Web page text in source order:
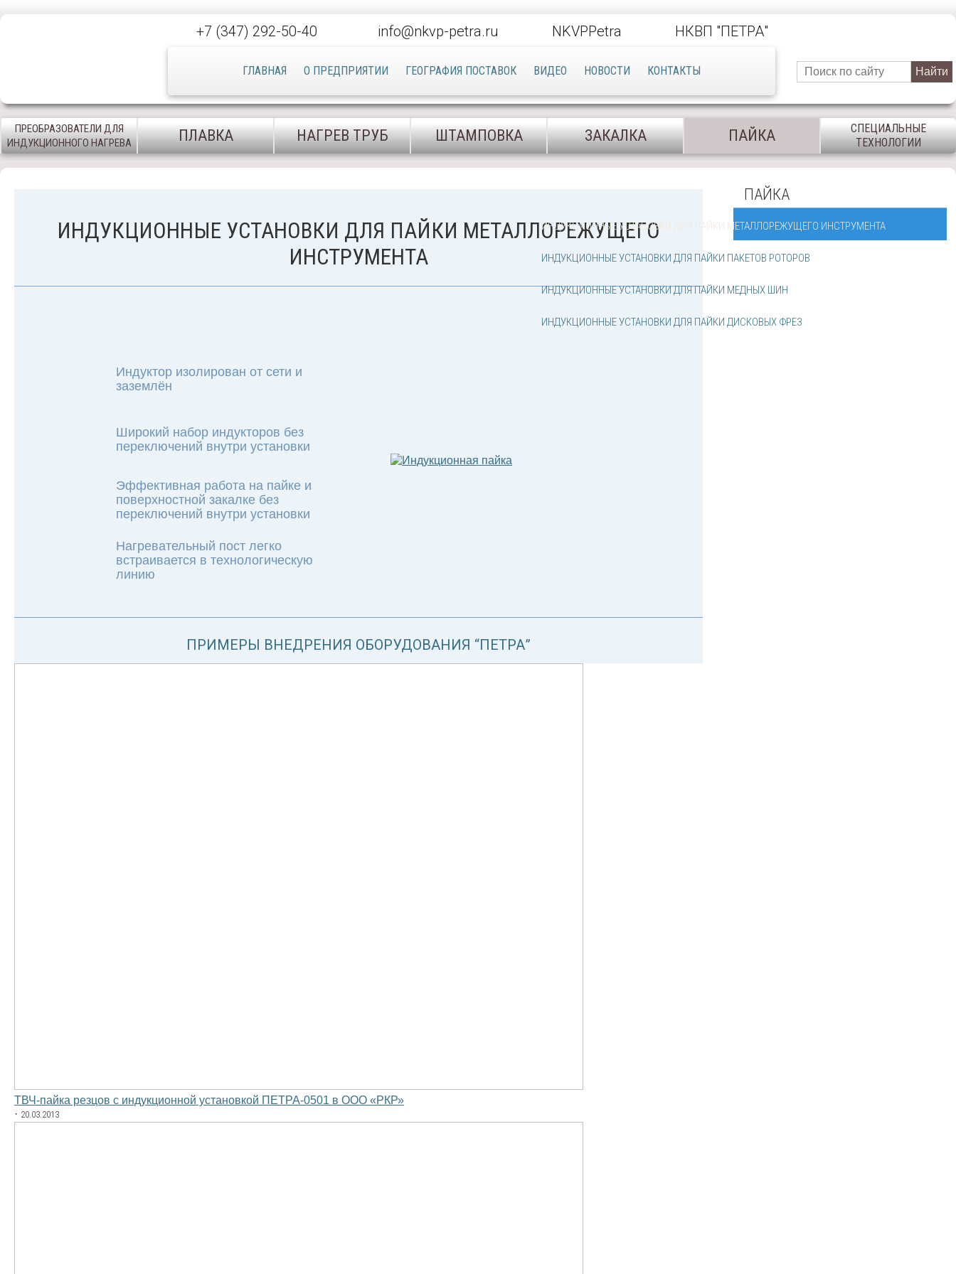
+7 (347) 292-50-40 info@nkvp-petra.ru NKVPPetra НКВП ″ПЕТРА″
ГЛАВНАЯ О ПРЕДПРИЯТИИ ГЕОГРАФИЯ ПОСТАВОК ВИДЕО НОВОСТИ КОНТАКТЫ
ПРЕОБРАЗОВАТЕЛИ ДЛЯ
ИНДУКЦИОННОГО НАГРЕВА
ПЛАВКА НАГРЕВ ТРУБ ШТАМПОВКА ЗАКАЛКА ПАЙКА
СПЕЦИАЛЬНЫЕ
ТЕХНОЛОГИИ
ПАЙКА
ИНДУКЦИОННЫЕ УСТАНОВКИ ДЛЯ ПАЙКИ МЕТАЛЛОРЕЖУЩЕГО ИНСТРУМЕНТА
ИНДУКЦИОННЫЕ УСТАНОВКИ ДЛЯ ПАЙКИ ПАКЕТОВ РОТОРОВ
ИНДУКЦИОННЫЕ УСТАНОВКИ ДЛЯ ПАЙКИ МЕДНЫХ ШИН
ИНДУКЦИОННЫЕ УСТАНОВКИ ДЛЯ ПАЙКИ ДИСКОВЫХ ФРЕЗ
ИНДУКЦИОННЫЕ УСТАНОВКИ ДЛЯ ПАЙКИ МЕТАЛЛОРЕЖУЩЕГО
ИНСТРУМЕНТА
Индуктор изолирован от сети и
заземлён
Широкий набор индукторов без
переключений внутри установки
Эффективная работа на пайке и
поверхностной закалке без
переключений внутри установки
Нагревательный пост легко
встраивается в технологическую
линию
ПРИМЕРЫ ВНЕДРЕНИЯ ОБОРУДОВАНИЯ “ПЕТРА”
ТВЧ-пайка резцов с индукционной установкой ПЕТРА-0501 в ООО «РКР»
· 20.03.2013